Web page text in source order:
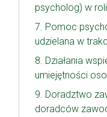
psycholog) w
7. Pomoc
udzielana w
8. Działania
umiejętności
9. Doradztwo
doradców